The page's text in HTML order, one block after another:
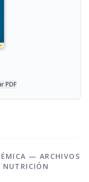
PDF
— ARCHIVOS
NUTRICIÓN